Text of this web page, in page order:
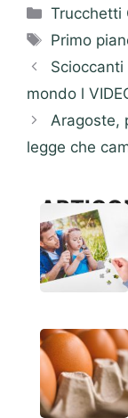
Categorie
Trucchetti
Tag
Primo
mondo l
Aragoste,
legge che